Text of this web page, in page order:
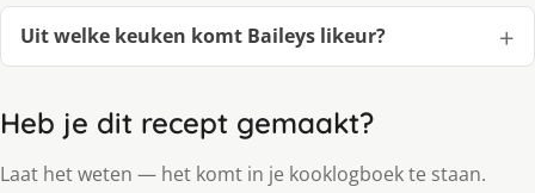
Uit welke keuken komt Baileys likeur?
Heb je dit recept gemaakt?
Laat het weten — het komt in je kooklogboek te staan.